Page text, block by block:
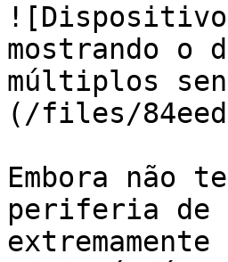
![Dispositivo
mostrando
múltiplos
(/files/
Embora não
periferia de